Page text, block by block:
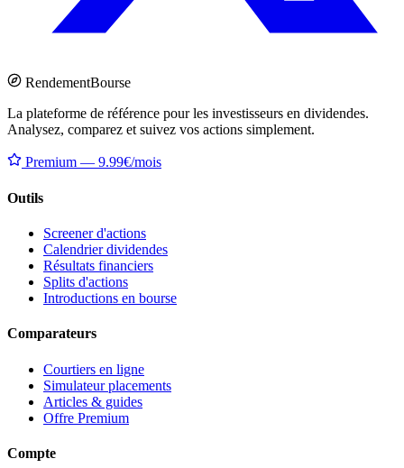
RendementBourse
La plateforme de référence pour les investisseurs en dividendes.
Analysez, comparez et suivez vos actions simplement.
Premium — 9.99€/mois
Outils
Screener d'actions
Calendrier dividendes
Résultats financiers
Splits d'actions
Introductions en bourse
Comparateurs
Courtiers en ligne
Simulateur placements
Articles & guides
Offre Premium
Compte